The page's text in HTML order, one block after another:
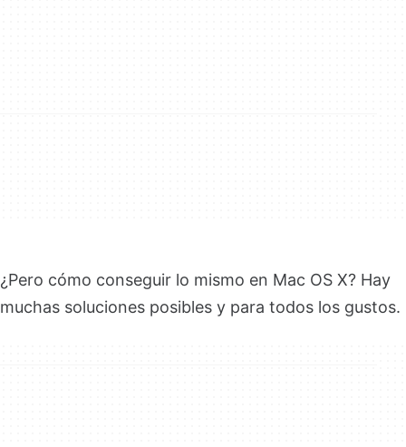
¿Pero cómo conseguir lo mismo en Mac OS X? Hay
muchas soluciones posibles y para todos los gustos.